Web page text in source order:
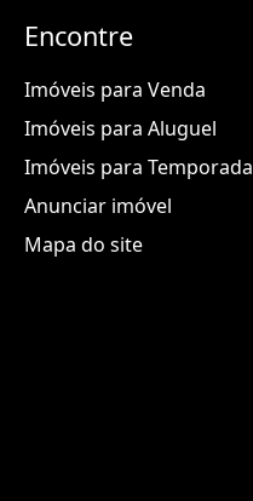
Encontre
Imóveis para Venda
Imóveis para Aluguel
Imóveis para Temporada
Anunciar imóvel
Mapa do site